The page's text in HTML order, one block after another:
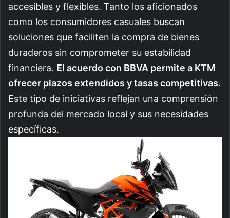
accesibles y flexibles. Tanto los aficionados
como los consumidores casuales buscan
soluciones que faciliten la compra de bienes
duraderos sin comprometer su estabilidad
financiera. El acuerdo con BBVA permite a KTM
ofrecer plazos extendidos y tasas competitivas.
Este tipo de iniciativas reflejan una comprensión
profunda del mercado local y sus necesidades
específicas.